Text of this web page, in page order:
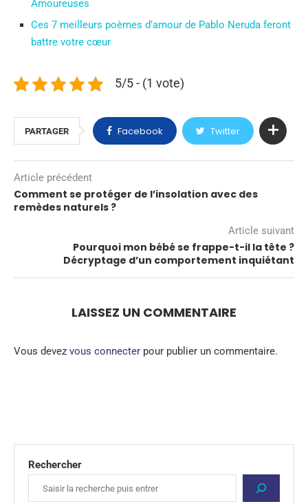
Amoureuses
Ces 7 meilleurs poèmes d’amour de Pablo Neruda feront
battre votre cœur
5/5 - (1 vote)
PARTAGER Facebook Twitter
Article précédent
Comment se protéger de l’insolation avec des
remèdes naturels ?
Article suivant
Pourquoi mon bébé se frappe-t-il la tête ?
Décryptage d’un comportement inquiétant
LAISSEZ UN COMMENTAIRE
Vous devez vous connecter pour publier un commentaire.
Rechercher